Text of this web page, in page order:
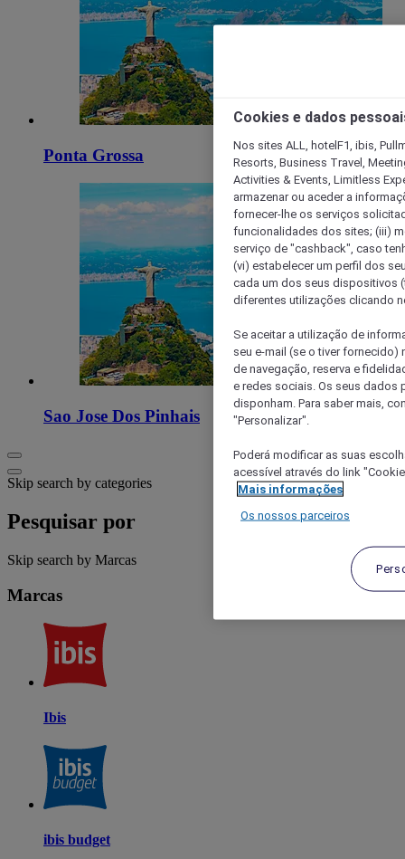
Ponta Grossa
Sao Jose Dos Pinhais
Skip search by categories
Pesquisar por
Skip search by Marcas
Marcas
Ibis
ibis budget
Cookies e dados
Nos sites ALL, hotelF1, ibis,
Resorts, Business Travel,
Activities & Events, Limitless
armazenar ou aceder a
fornecer-lhe os serviços
funcionalidades dos sites; (iii)
serviço de "cashback", caso
(vi) estabelecer um perfil dos
cada um dos seus dispositivos
diferentes utilizações clicando
Se aceitar a utilização de
seu e-mail (se o tiver
de navegação, reserva e
e redes sociais. Os seus dados
disponham. Para saber mais,
"Personalizar".
Poderá modificar as suas
acessível através do link
Mais informações
Os nossos parceiros